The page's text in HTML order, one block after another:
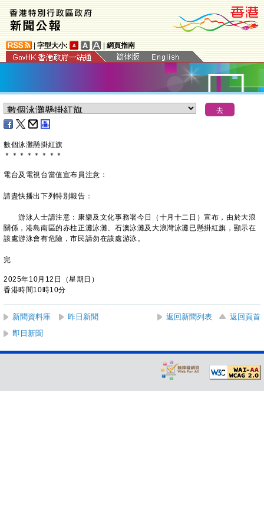
字型大小: 網頁指南
數個泳灘懸掛紅旗
＊ ＊ ＊ ＊ ＊ ＊ ＊ ＊
電台及電視台當值宣布員注意：
請盡快播出下列特別報告：
游泳人士請注意：康樂及文化事務署今日（十月十二日）宣布，由於大浪
關係，港島南區的赤柱正灘泳灘、石澳泳灘及大浪灣泳灘已懸掛紅旗，顯示在
該處游泳會有危險，市民請勿在該處游泳。
完
2025年10月12日（星期日）
香港時間10時10分
新聞資料庫 昨日新聞 返回新聞列表
返回頁首
即日新聞